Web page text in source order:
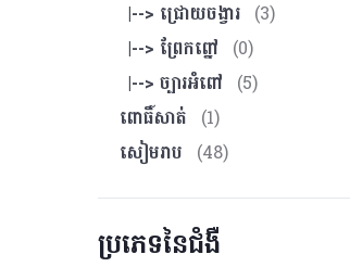
|--> ជ្រោយចង្វារ (3)
|--> ព្រែកព្នៅ
(0)
|--> ច្បារអំពៅ
(5)
ពោធិ៍សាត់
(1)
សៀមរាប
(48)
ប្រភេទនៃជំងឺ